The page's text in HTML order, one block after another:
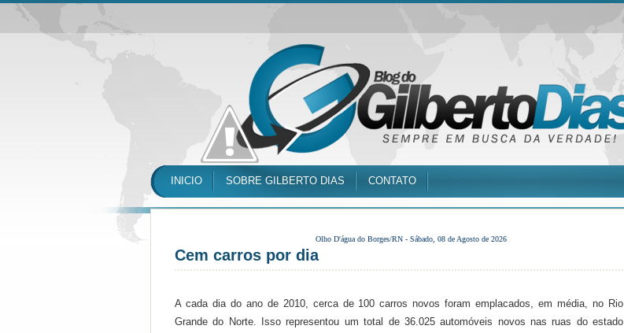
INICIO SOBRE GILBERTO DIAS CONTATO
Olho D'água do Borges/RN - Sábado, 08 de Agosto de 2026
Cem carros por dia
A cada dia do ano de 2010, cerca de 100 carros novos foram emplacados, em média, no Rio
Grande do Norte. Isso representou um total de 36.025 automóveis novos nas ruas do estado